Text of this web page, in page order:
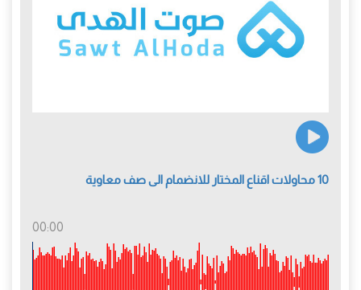
10 محاولات اقناع المختار للانضمام الى صف معاوية
00:00